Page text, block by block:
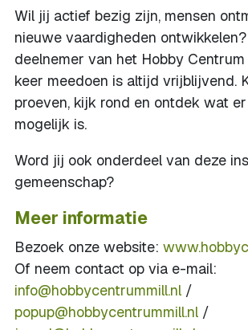
Wil jij actief bezig zijn, mensen
nieuwe vaardigheden
deelnemer van het Hobby
keer meedoen is altijd vrijblijvend.
proeven, kijk rond en ontdek wat
mogelijk is.
Word jij ook onderdeel van deze
gemeenschap?
Meer informatie
Bezoek onze website:
Of neem contact op via e-mail:
info@hobbycentrummill.nl /
popup@hobbycentrummill.nl /